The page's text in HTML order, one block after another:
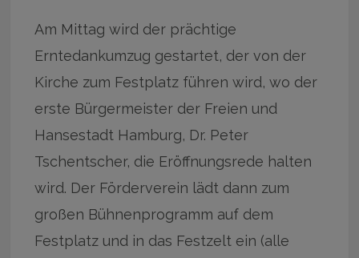
Am Mittag wird der prächtige
Erntedankumzug gestartet, der von der
Kirche zum Festplatz führen wird, wo der
erste Bürgermeister der Freien und
Hansestadt Hamburg, Dr. Peter
Tschentscher, die Eröffnungsrede halten
wird. Der Förderverein lädt dann zum
großen Bühnenprogramm auf dem
Festplatz und in das Festzelt ein (alle